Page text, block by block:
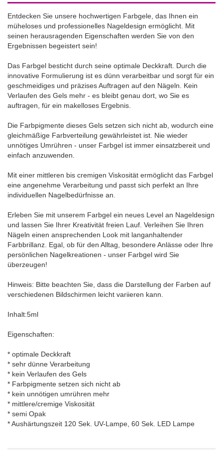
Entdecken Sie unsere hochwertigen Farbgele, das Ihnen ein
müheloses und professionelles Nageldesign ermöglicht. Mit
seinen herausragenden Eigenschaften werden Sie von den
Ergebnissen begeistert sein!
Das Farbgel besticht durch seine optimale Deckkraft. Durch die
innovative Formulierung ist es dünn verarbeitbar und sorgt für ein
geschmeidiges und präzises Auftragen auf den Nägeln. Kein
Verlaufen des Gels mehr - es bleibt genau dort, wo Sie es
auftragen, für ein makelloses Ergebnis.
Die Farbpigmente dieses Gels setzen sich nicht ab, wodurch eine
gleichmäßige Farbverteilung gewährleistet ist. Nie wieder
unnötiges Umrühren - unser Farbgel ist immer einsatzbereit und
einfach anzuwenden.
Mit einer mittleren bis cremigen Viskosität ermöglicht das Farbgel
eine angenehme Verarbeitung und passt sich perfekt an Ihre
individuellen Nagelbedürfnisse an.
Erleben Sie mit unserem Farbgel ein neues Level an Nageldesign
und lassen Sie Ihrer Kreativität freien Lauf. Verleihen Sie Ihren
Nägeln einen ansprechenden Look mit langanhaltender
Farbbrillanz. Egal, ob für den Alltag, besondere Anlässe oder Ihre
persönlichen Nagelkreationen - unser Farbgel wird Sie
überzeugen!
Hinweis: Bitte beachten Sie, dass die Darstellung der Farben auf
verschiedenen Bildschirmen leicht variieren kann.
Inhalt:5ml
Eigenschaften:
* optimale Deckkraft
* sehr dünne Verarbeitung
* kein Verlaufen des Gels
* Farbpigmente setzen sich nicht ab
* kein unnötigen umrühren mehr
* mittlere/cremige Viskosität
* semi Opak
* Aushärtungszeit 120 Sek. UV-Lampe, 60 Sek. LED Lampe